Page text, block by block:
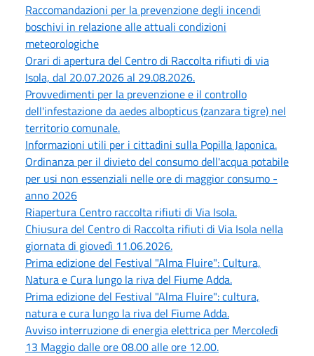
Raccomandazioni per la prevenzione degli incendi
boschivi in relazione alle attuali condizioni
meteorologiche
Orari di apertura del Centro di Raccolta rifiuti di via
Isola, dal 20.07.2026 al 29.08.2026.
Provvedimenti per la prevenzione e il controllo
dell'infestazione da aedes albopticus (zanzara tigre) nel
territorio comunale.
Informazioni utili per i cittadini sulla Popilla Japonica.
Ordinanza per il divieto del consumo dell'acqua potabile
per usi non essenziali nelle ore di maggior consumo -
anno 2026
Riapertura Centro raccolta rifiuti di Via Isola.
Chiusura del Centro di Raccolta rifiuti di Via Isola nella
giornata di giovedì 11.06.2026.
Prima edizione del Festival "Alma Fluire": Cultura,
Natura e Cura lungo la riva del Fiume Adda.
Prima edizione del Festival "Alma Fluire": cultura,
natura e cura lungo la riva del Fiume Adda.
Avviso interruzione di energia elettrica per Mercoledì
13 Maggio dalle ore 08.00 alle ore 12.00.